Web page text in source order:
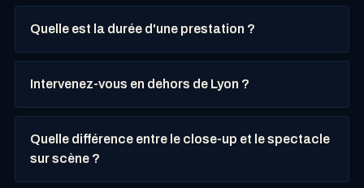
Quelle est la durée d'une prestation ?
Intervenez-vous en dehors de Lyon ?
Quelle différence entre le close-up et le spectacle
sur scène ?